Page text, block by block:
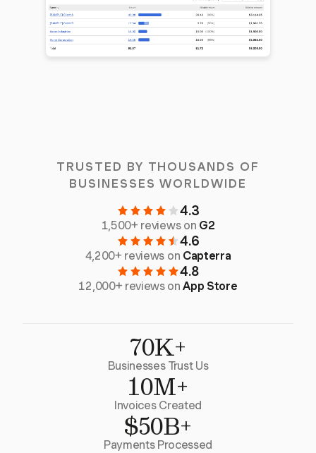
TRUSTED BY THOUSANDS OF
BUSINESSES WORLDWIDE
4.3
1,500+ reviews on G2
4.6
4,200+ reviews on Capterra
4.8
12,000+ reviews onApp Store
70K+
Businesses Trust Us
10M+
Invoices Created
$50B+
Payments Processed